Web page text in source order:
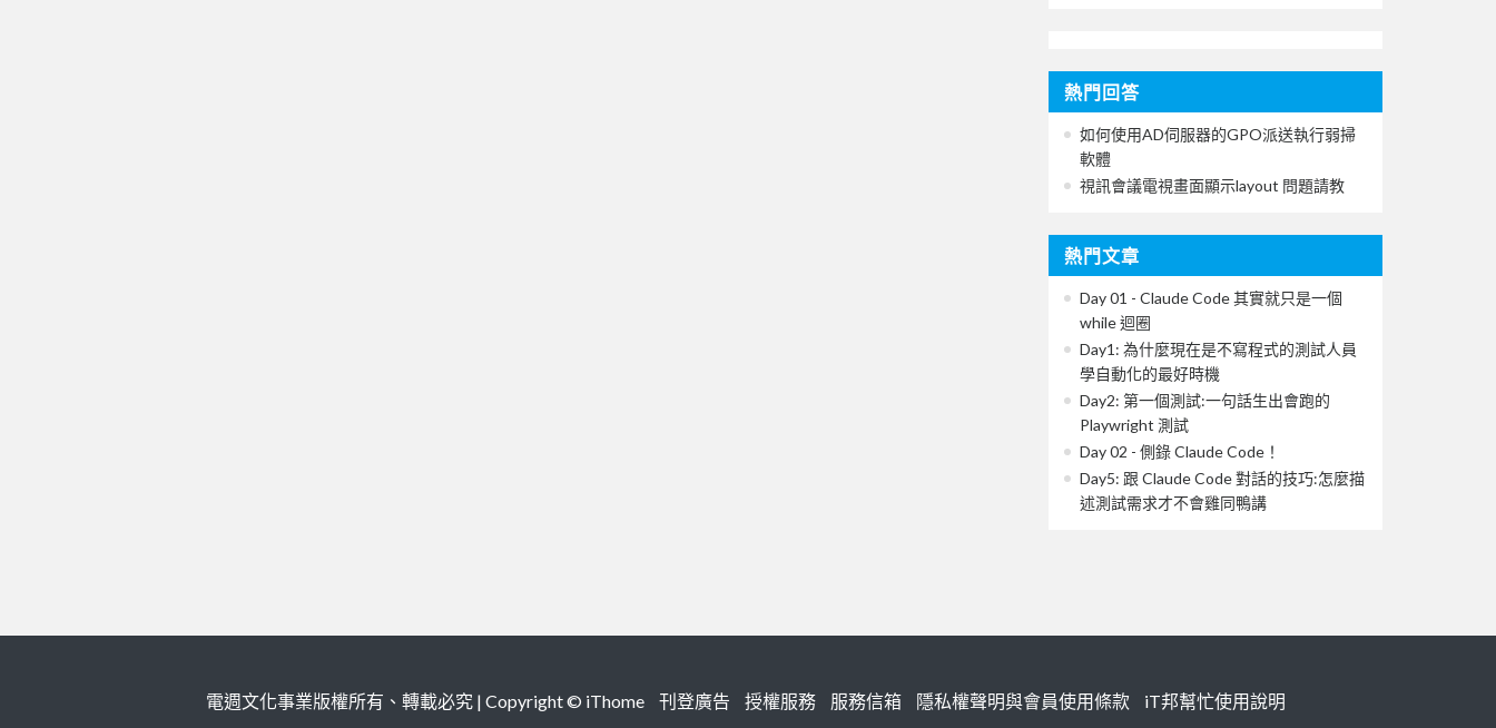
熱門回答
如何使用AD伺服器的GPO派送執行弱掃
軟體
視訊會議電視畫面顯示layout 問題請教
熱門文章
Day 01 - Claude Code 其實就只是一個
while 迴圈
Day1: 為什麼現在是不寫程式的測試人員
學自動化的最好時機
Day2: 第一個測試:一句話生出會跑的
Playwright 測試
Day 02 - 側錄 Claude Code！
Day5: 跟 Claude Code 對話的技巧:怎麼描
述測試需求才不會雞同鴨講
電週文化事業版權所有、轉載必究 | Copyright © iThome 刊登廣告 授權服務 服務信箱 隱私權聲明與會員使用條款 iT邦幫忙使用說明